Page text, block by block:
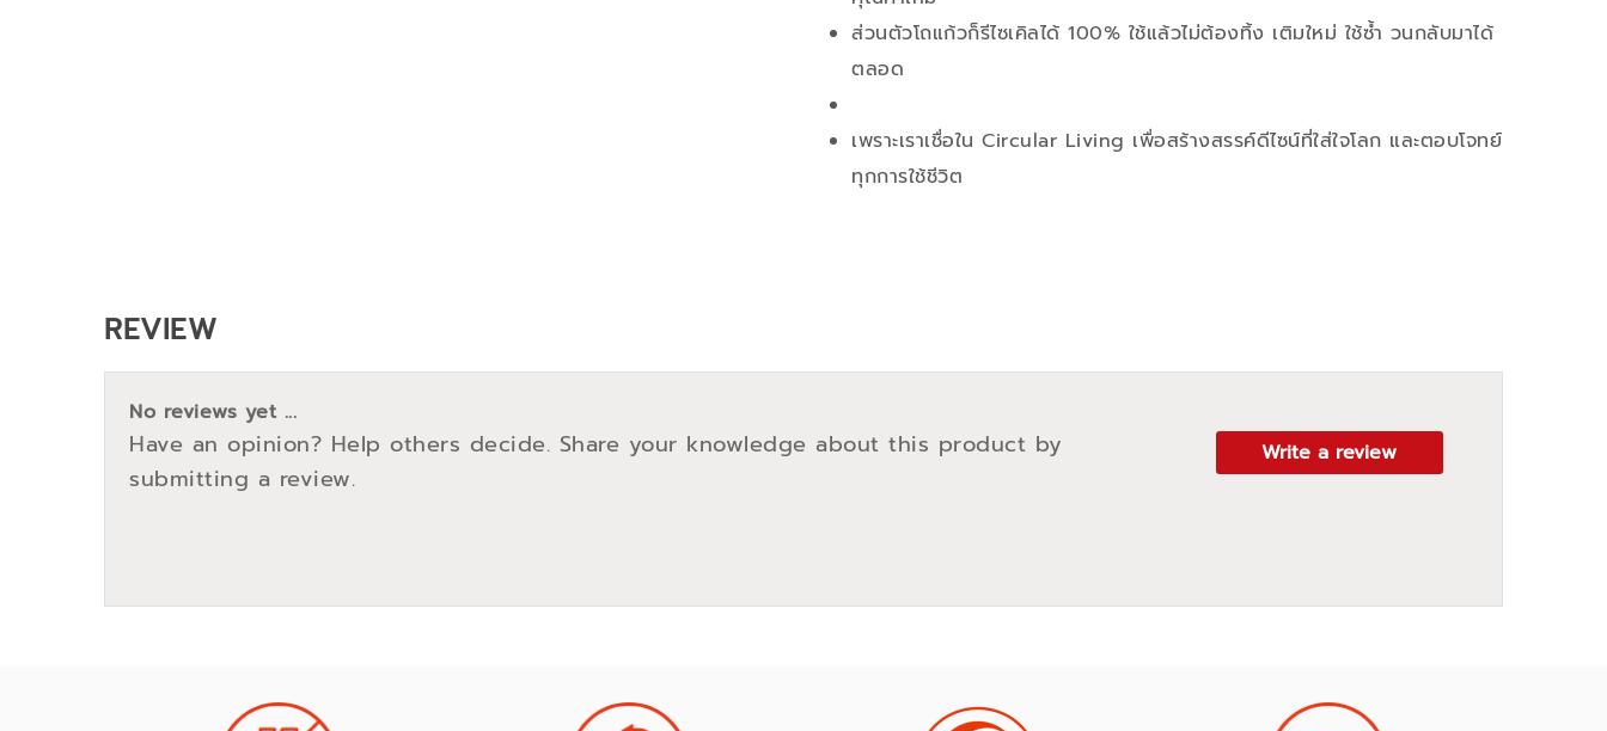
ส่วนตัวโถแก้วก็รีไซเคิลได้ 100% ใช้แล้วไม่ต้องทิ้ง เติมใหม่ ใช้ซ้ำ วนกลับมาได้
ตลอด
เพราะเราเชื่อใน Circular Living เพื่อสร้างสรรค์ดีไซน์ที่ใส่ใจโลก และตอบโจทย์
ทุกการใช้ชีวิต
REVIEW
No reviews yet ...
Have an opinion? Help others decide. Share your knowledge about this product by
submitting a review.
Write a review